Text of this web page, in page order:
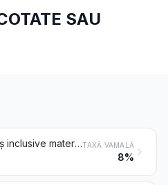
SAU
Catifea, pluș inclusive materiale așa-zise cu „păr lung” și materiale buclate, tricotate sau croșetateTAXĂ VAMALĂ
8%